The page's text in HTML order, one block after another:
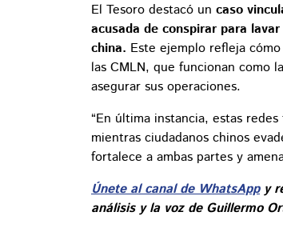
El Tesoro destacó un caso
acusada de conspirar para
china. Este ejemplo refleja
las CMLN, que funcionan como
asegurar sus operaciones.
“En última instancia, estas
mientras ciudadanos chinos
fortalece a ambas partes y
Únete al canal de WhatsAppy
análisis y la voz de Guillermo